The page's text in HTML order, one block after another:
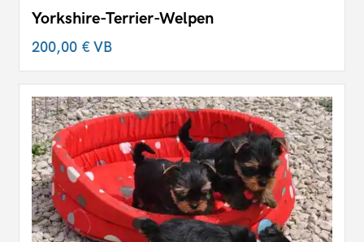
Yorkshire-Terrier-Welpen
200,00 €VB